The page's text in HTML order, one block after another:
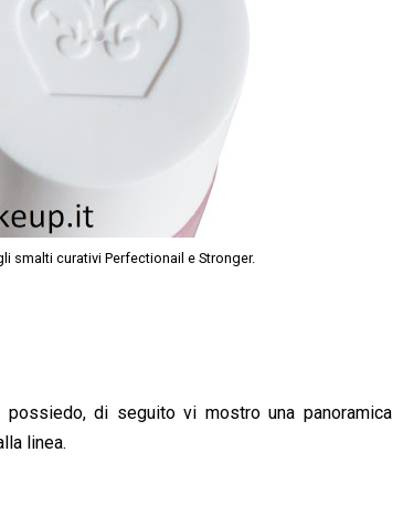
smalti curativi Perfectionail e Stronger.
di seguito vi mostro una panoramica
linea.